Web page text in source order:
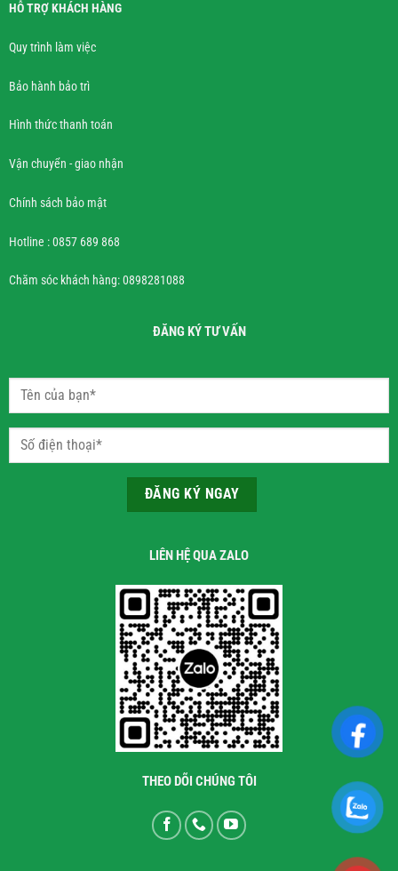
HỖ TRỢ KHÁCH HÀNG
Quy trình làm việc
Bảo hành bảo trì
Hình thức thanh toán
Vận chuyển - giao nhận
Chính sách bảo mật
Hotline : 0857 689 868
Chăm sóc khách hàng: 0898281088
ĐĂNG KÝ TƯ VẤN
LIÊN HỆ QUA ZALO
THEO DÕI CHÚNG TÔI